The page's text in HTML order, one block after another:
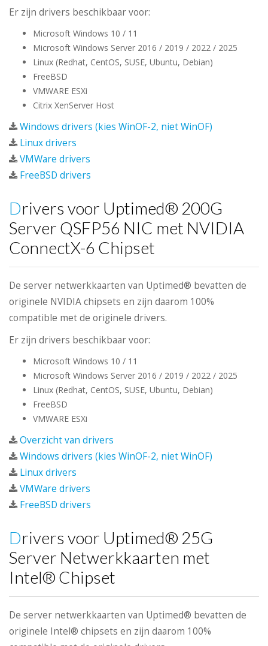
Er zijn drivers beschikbaar voor:
Microsoft Windows 10 / 11
Microsoft Windows Server 2016 / 2019 / 2022 / 2025
Linux (Redhat, CentOS, SUSE, Ubuntu, Debian)
FreeBSD
VMWARE ESXi
Citrix XenServer Host
Windows drivers (kies WinOF-2, niet WinOF)
Linux drivers
VMWare drivers
FreeBSD drivers
Drivers voor Uptimed® 200G
Server QSFP56 NIC met NVIDIA
ConnectX-6 Chipset
De server netwerkkaarten van Uptimed® bevatten de
originele NVIDIA chipsets en zijn daarom 100%
compatible met de originele drivers.
Er zijn drivers beschikbaar voor:
Microsoft Windows 10 / 11
Microsoft Windows Server 2016 / 2019 / 2022 / 2025
Linux (Redhat, CentOS, SUSE, Ubuntu, Debian)
FreeBSD
VMWARE ESXi
Overzicht van drivers
Windows drivers (kies WinOF-2, niet WinOF)
Linux drivers
VMWare drivers
FreeBSD drivers
Drivers voor Uptimed® 25G
Server Netwerkkaarten met
Intel® Chipset
De server netwerkkaarten van Uptimed® bevatten de
originele Intel® chipsets en zijn daarom 100%